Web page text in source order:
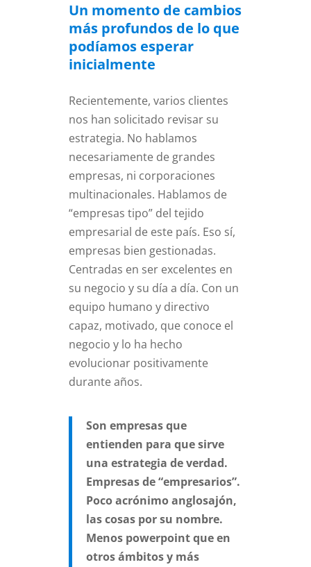
Un momento de cambios
más profundos de lo que
podíamos esperar
inicialmente
Recientemente, varios clientes
nos han solicitado revisar su
estrategia. No hablamos
necesariamente de grandes
empresas, ni corporaciones
multinacionales. Hablamos de
“empresas tipo” del tejido
empresarial de este país. Eso sí,
empresas bien gestionadas.
Centradas en ser excelentes en
su negocio y su día a día. Con un
equipo humano y directivo
capaz, motivado, que conoce el
negocio y lo ha hecho
evolucionar positivamente
durante años.
Son empresas que
entienden para que sirve
una estrategia de verdad.
Empresas de “empresarios”.
Poco acrónimo anglosajón,
las cosas por su nombre.
Menos powerpoint que en
otros ámbitos y más